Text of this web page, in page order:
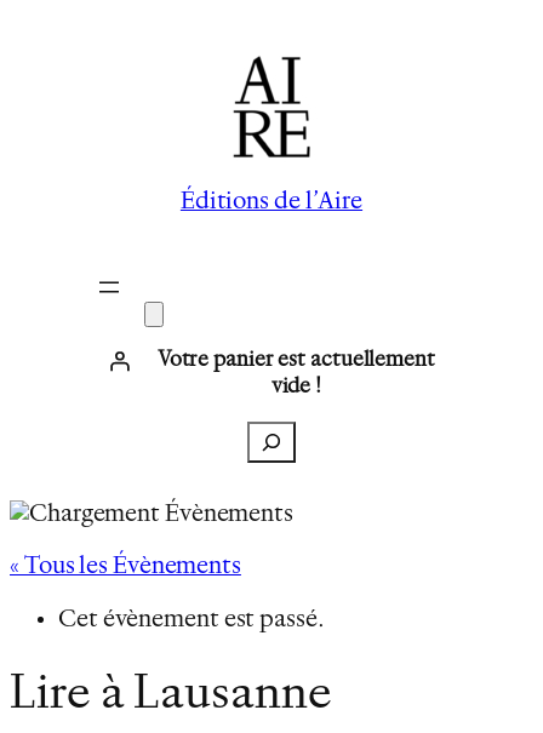
Éditions de l’Aire
Votre panier est actuellement
vide !
Recherche
« Tous les Évènements
Cet évènement est passé.
Lire à Lausanne